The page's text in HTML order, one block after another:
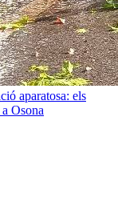
aparatosa: els
Osona